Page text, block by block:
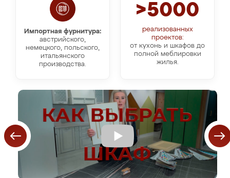
Импортная фурнитура:
австрийского,
немецкого, польского,
итальянского
производства.
>5000
реализованных
проектов:
от кухонь и шкафов до
полной меблировки
жилья.